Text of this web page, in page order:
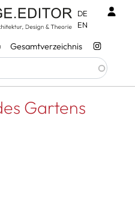
Gesamtverzeichnis
DE
EN
Des Gartens
Gartens